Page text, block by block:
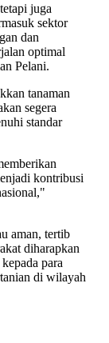
juga
sektor
dan
optimal
Pelani.
tanaman
segera
standar
kontribusi
aman, tertib
diharapkan
para
di wilayah